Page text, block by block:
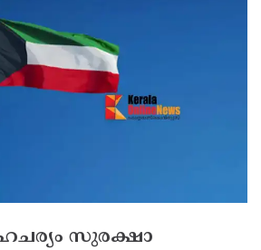
സുരക്ഷാ